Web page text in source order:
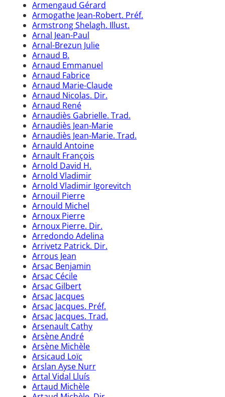
Armengaud Gérard
Armogathe Jean-Robert. Préf.
Armstrong Shelagh. Illust.
Arnal Jean-Paul
Arnal-Brezun Julie
Arnaud B.
Arnaud Emmanuel
Arnaud Fabrice
Arnaud Marie-Claude
Arnaud Nicolas. Dir.
Arnaud René
Arnaudiès Gabrielle. Trad.
Arnaudiès Jean-Marie
Arnaudiès Jean-Marie. Trad.
Arnauld Antoine
Arnault François
Arnold David H.
Arnold Vladimir
Arnold Vladimir Igorevitch
Arnouil Pierre
Arnould Michel
Arnoux Pierre
Arnoux Pierre. Dir.
Arredondo Adelina
Arrivetz Patrick. Dir.
Arrous Jean
Arsac Benjamin
Arsac Cécile
Arsac Gilbert
Arsac Jacques
Arsac Jacques. Préf.
Arsac Jacques. Trad.
Arsenault Cathy
Arsène André
Arsène Michèle
Arsicaud Loïc
Arslan Ayse Nurr
Artal Vidal Lluís
Artaud Michèle